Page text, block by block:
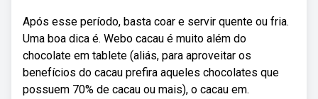
Após esse período, basta coar e servir quente ou fria.
Uma boa dica é. Webo cacau é muito além do
chocolate em tablete (aliás, para aproveitar os
benefícios do cacau prefira aqueles chocolates que
possuem 70% de cacau ou mais), o cacau em.